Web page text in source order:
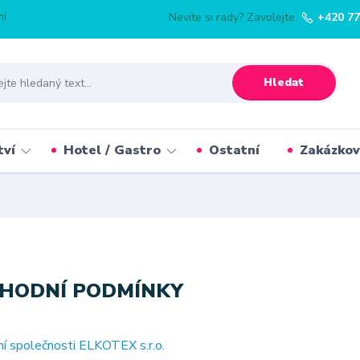
Hledat
Nevíte si rady? Zavolejte. +420
Hotel / Gastro Ostatní
PODMÍNKY
společnosti ELKOTEX s.r.o.